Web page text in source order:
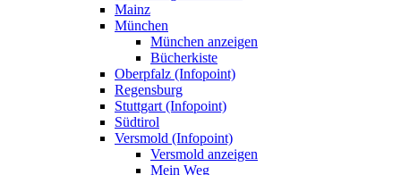
Mainz
München
München anzeigen
Bücherkiste
Oberpfalz (Infopoint)
Regensburg
Stuttgart (Infopoint)
Südtirol
Versmold (Infopoint)
Versmold anzeigen
Mein Weg